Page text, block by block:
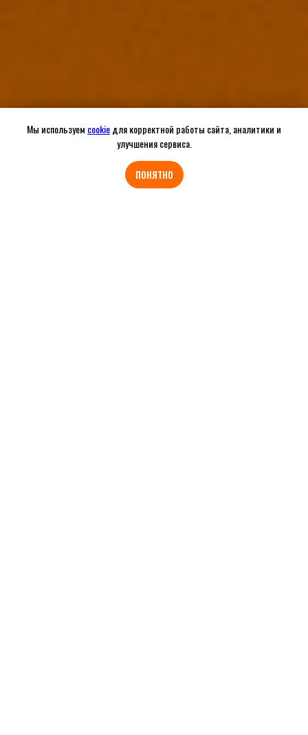
Мы используем cookieдля корректной работы сайта, аналитики и
улучшения сервиса.
ПОНЯТНО Связаться с нами